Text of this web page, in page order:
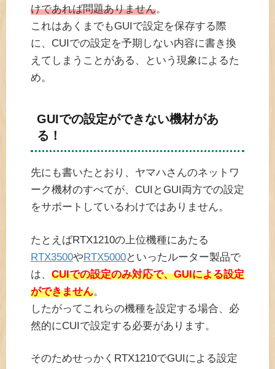
けであれば問題ありません。
これはあくまでもGUIで設定を保存する際
に、CUIでの設定を予期しない内容に書き換
えてしまうことがある、という現象によるた
め。
GUIでの設定ができない機材があ
る！
先にも書いたとおり、ヤマハさんのネットワ
ーク機材のすべてが、CUIとGUI両方での設定
をサポートしているわけではありません。
たとえばRTX1210の上位機種にあたる
RTX3500やRTX5000といったルーター製品で
は、 CUIでの設定のみ対応で、GUIによる設定
ができません。
したがってこれらの機種を設定する場合、必
然的にCUIで設定する必要があります。
そのためせっかくRTX1210でGUIによる設定